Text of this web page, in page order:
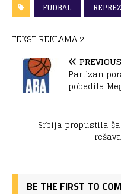
FUDBAL
TEKST REKLAMA 2
PREVIOUS
Partizan
pobedila
Srbija propustila
BE THE FIRST TO